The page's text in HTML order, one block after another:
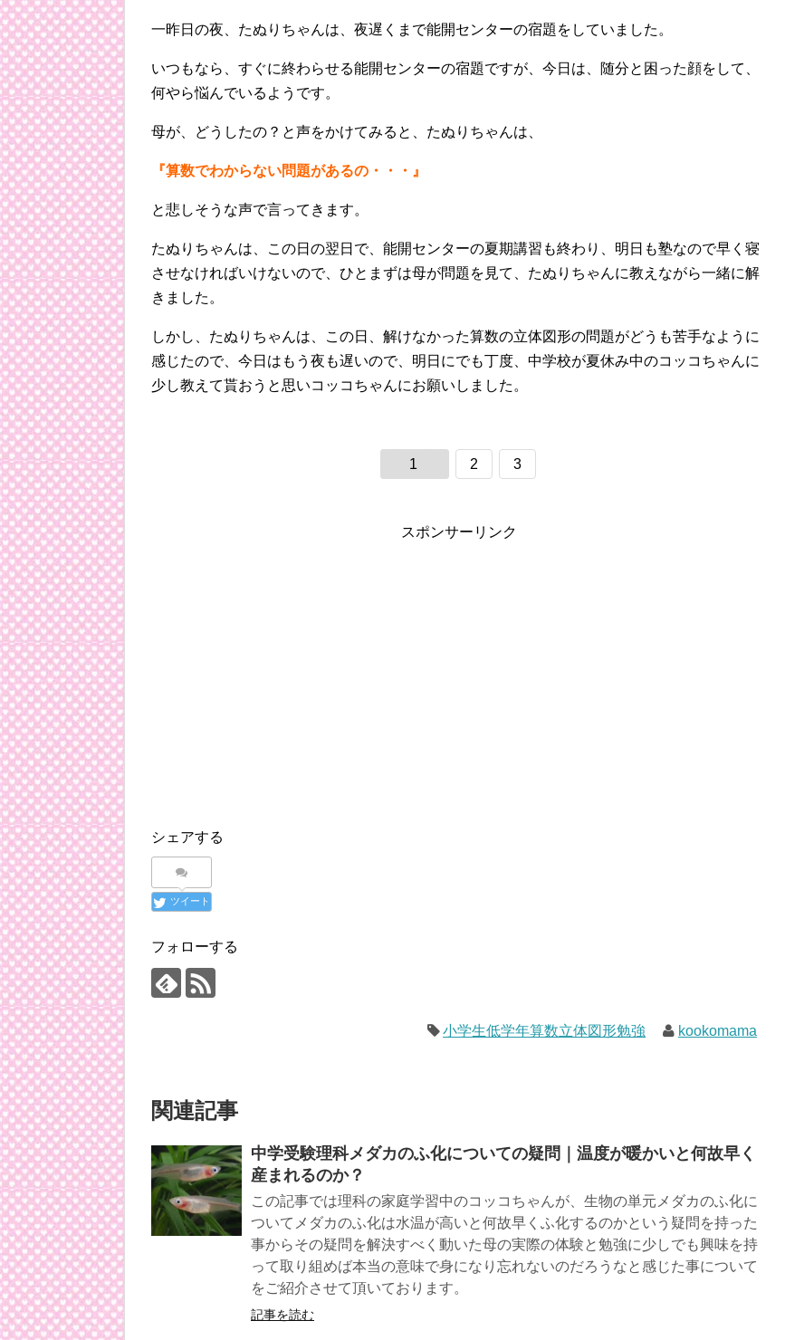
一昨日の夜、たぬりちゃんは、夜遅くまで能開センターの宿題をしていました。
いつもなら、すぐに終わらせる能開センターの宿題ですが、今日は、随分と困った顔をして、
何やら悩んでいるようです。
母が、どうしたの？と声をかけてみると、たぬりちゃんは、
『算数でわからない問題があるの・・・』
と悲しそうな声で言ってきます。
たぬりちゃんは、この日の翌日で、能開センターの夏期講習も終わり、明日も塾なので早く寝
させなければいけないので、ひとまずは母が問題を見て、たぬりちゃんに教えながら一緒に解
きました。
しかし、たぬりちゃんは、この日、解けなかった算数の立体図形の問題がどうも苦手なように
感じたので、今日はもう夜も遅いので、明日にでも丁度、中学校が夏休み中のコッコちゃんに
少し教えて貰おうと思いコッコちゃんにお願いしました。
1 2 3
スポンサーリンク
シェアする
ツイート
フォローする
小学生低学年算数立体図形勉強 kookomama
関連記事
中学受験理科メダカのふ化についての疑問｜温度が暖かいと何故早く
産まれるのか？
この記事では理科の家庭学習中のコッコちゃんが、生物の単元メダカのふ化に
ついてメダカのふ化は水温が高いと何故早くふ化するのかという疑問を持った
事からその疑問を解決すべく動いた母の実際の体験と勉強に少しでも興味を持
って取り組めば本当の意味で身になり忘れないのだろうなと感じた事について
をご紹介させて頂いております。
記事を読む